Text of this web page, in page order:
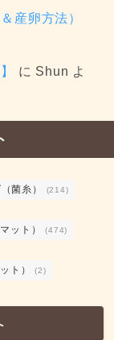
産卵方法）
に Shun よ
菌糸） (214)
ット） (474)
ト） (2)